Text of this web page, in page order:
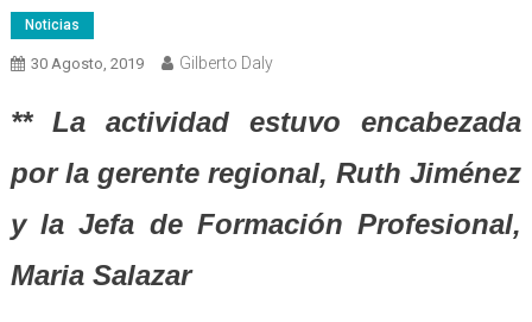
Noticias
30 Agosto, 2019 Gilberto Daly
** La actividad estuvo encabezada
por la gerente regional, Ruth Jiménez
y la Jefa de Formación Profesional,
Maria Salazar